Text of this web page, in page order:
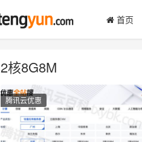
首页
2核8G8M
腾讯云优惠